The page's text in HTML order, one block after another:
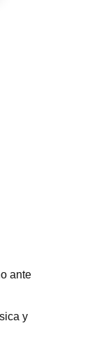
ante
y